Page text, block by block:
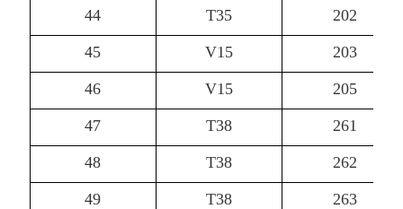
44 T35 202
45 V15 203
46 V15 205
47 T38 261
48 T38 262
49 T38 263